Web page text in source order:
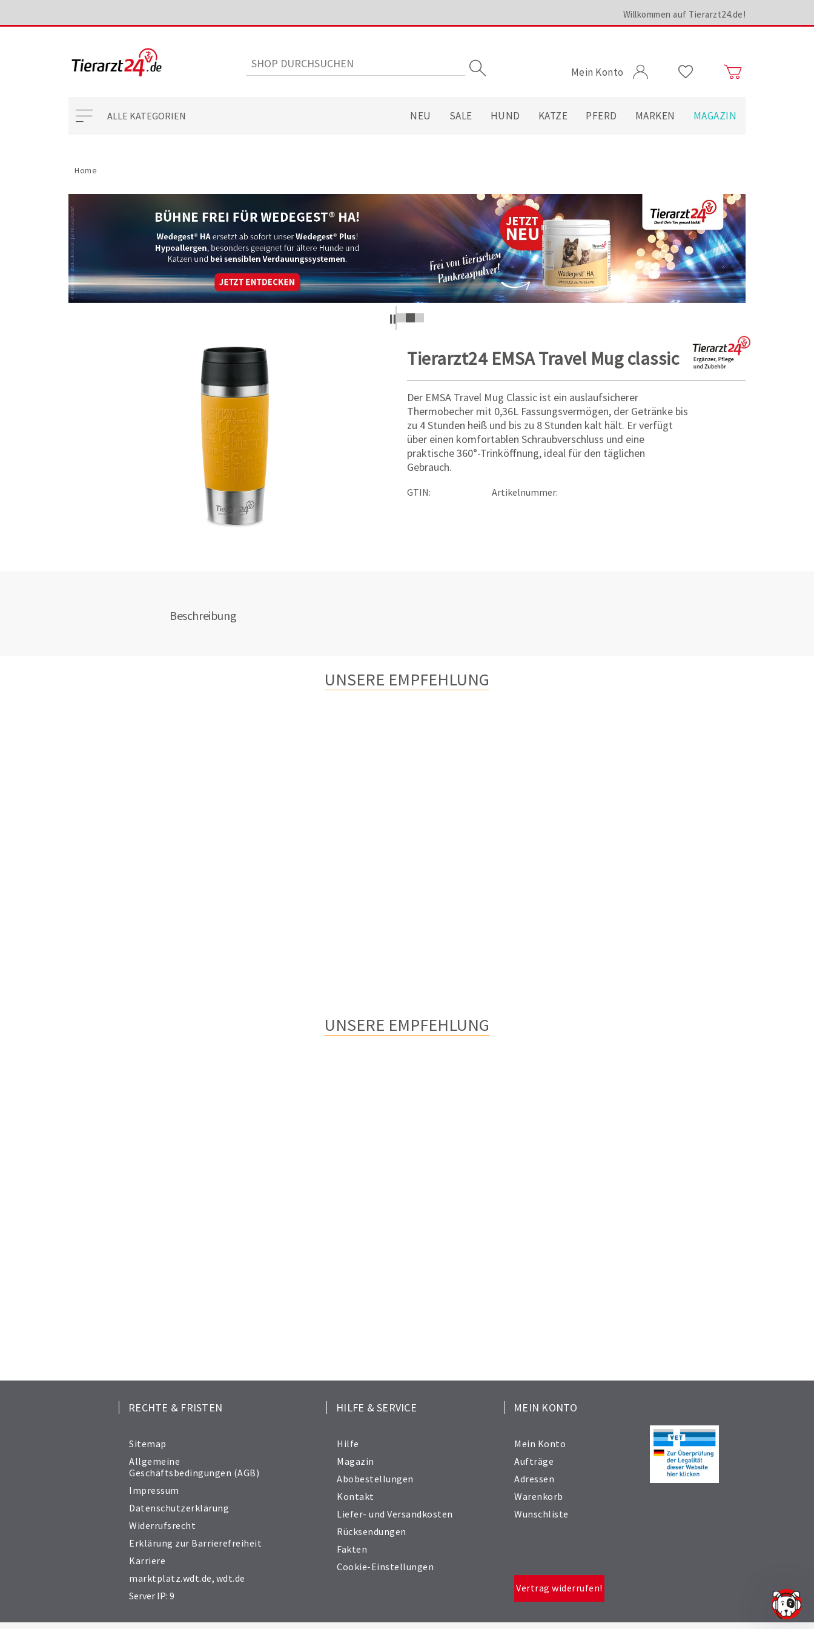
Willkommen auf Tierarzt24.de!
Mein Konto
ALLE KATEGORIEN NEU SALE HUND KATZE PFERD MARKEN MAGAZIN
Home
Tierarzt24 EMSA Travel Mug classic
Der EMSA Travel Mug Classic ist ein auslaufsicherer
Thermobecher mit 0,36L Fassungsvermögen, der Getränke bis
zu 4 Stunden heiß und bis zu 8 Stunden kalt hält. Er verfügt
über einen komfortablen Schraubverschluss und eine
praktische 360°-Trinköffnung, ideal für den täglichen
Gebrauch.
GTIN: Artikelnummer:
Beschreibung
UNSERE EMPFEHLUNG
UNSERE EMPFEHLUNG
RECHTE & FRISTEN
Sitemap
Allgemeine
Geschäftsbedingungen (AGB)
Impressum
Datenschutzerklärung
Widerrufsrecht
Erklärung zur Barrierefreiheit
Karriere
marktplatz.wdt.de, wdt.de
Server IP: 9
HILFE & SERVICE
Hilfe
Magazin
Abobestellungen
Kontakt
Liefer- und Versandkosten
Rücksendungen
Fakten
Cookie-Einstellungen
MEIN KONTO
Mein Konto
Aufträge
Adressen
Warenkorb
Wunschliste
Vertrag widerrufen!